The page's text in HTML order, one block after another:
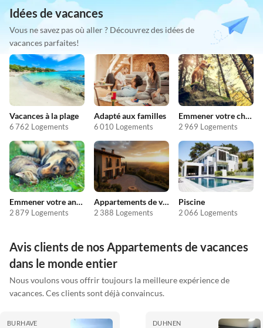
Idées de vacances
Vous ne savez pas où aller ? Découvrez des idées de
vacances parfaites!
Vacances à la plage
6 762 Logements
Adapté aux familles
6 010 Logements
Emmener votre chien en vacances
2 969 Logements
Emmener votre animal en vacances
2 879 Logements
Appartements de vacances pas chers
2 388 Logements
Piscine
2 066 Logements
Avis clients de nos Appartements de vacances
dans le monde entier
Nous voulons vous offrir toujours la meilleure expérience de
vacances. Ces clients sont déjà convaincus.
BURHAVE DUHNEN